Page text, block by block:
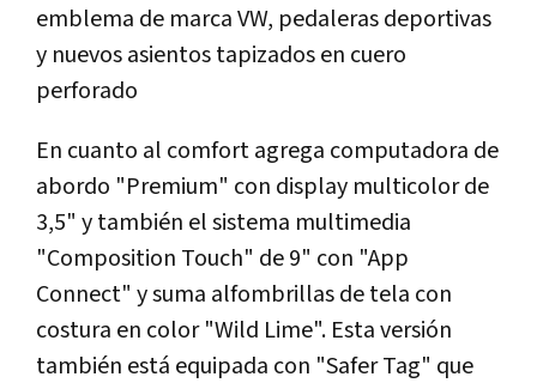
emblema de marca VW, pedaleras deportivas
y nuevos asientos tapizados en cuero
perforado
En cuanto al comfort agrega computadora de
abordo "Premium" con display multicolor de
3,5" y también el sistema multimedia
"Composition Touch" de 9" con "App
Connect" y suma alfombrillas de tela con
costura en color "Wild Lime". Esta versión
también está equipada con "Safer Tag" que